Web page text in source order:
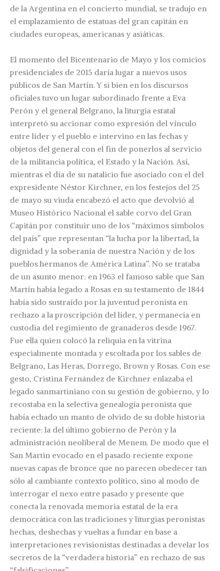
de la Argentina en el concierto mundial, se tradujo en
el emplazamiento de estatuas del gran capitán en
ciudades europeas, americanas y asiáticas.
El momento del Bicentenario de Mayo y los comicios
presidenciales de 2015 daría lugar a nuevos usos
públicos de San Martín. Y si bien en los discursos
oficiales tuvo un lugar subordinado frente a Eva
Perón y el general Belgrano, la liturgia estatal
interpretó su accionar como expresión del vínculo
entre líder y el pueblo e intervino en las fechas y
objetos del general con el fin de ponerlos al servicio
de la militancia política, el Estado y la Nación. Así,
mientras el día de su natalicio fue asociado con el del
expresidente Néstor Kirchner, en los festejos del 25
de mayo su viuda encabezó el acto que devolvió al
Museo Histórico Nacional el sable corvo del Gran
Capitán por constituir uno de los “máximos símbolos
del país” que representan “la lucha por la libertad, la
dignidad y la soberanía de nuestra Nación y de los
pueblos hermanos de América Latina”. No se trataba
de un asunto menor: en 1963 el famoso sable que San
Martín había legado a Rosas en su testamento de 1844
había sido sustraído por la juventud peronista en
rechazo a la proscripción del líder, y permanecía en
custodia del regimiento de granaderos desde 1967.
Fue ella quien colocó la reliquia en la vitrina
especialmente montada y escoltada por los sables de
Belgrano, Las Heras, Dorrego, Brown y Rosas. Con ese
gesto, Cristina Fernández de Kirchner enlazaba el
legado sanmartiniano con su gestión de gobierno, y lo
recostaba en la selectiva genealogía peronista que
había echado un manto de olvido de su doble historia
reciente: la del último gobierno de Perón y la
administración neoliberal de Menem. De modo que el
San Martin evocado en el pasado reciente expone
nuevas capas de bronce que no parecen obedecer tan
sólo al cambiante contexto político, sino al modo de
interrogar el nexo entre pasado y presente que
conecta la renovada memoria estatal de la era
democrática con las tradiciones y liturgias peronistas
hechas, deshechas y vueltas a fundar en base a
interpretaciones revisionistas destinadas a develar los
secretos de la “verdadera historia” en rechazo de sus